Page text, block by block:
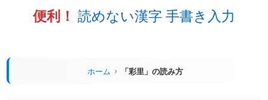
便利！ 読めない漢字 手書き入力
ホーム 「彩里」の読み方